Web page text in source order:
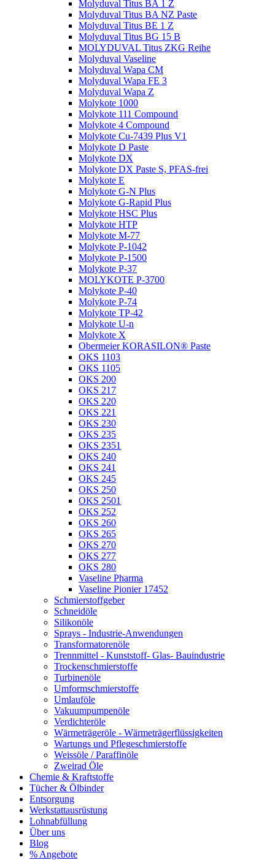
Molyduval Titus BA 1 Z
Molyduval Titus BA NZ Paste
Molyduval Titus BE 1 Z
Molyduval Titus BG 15 B
MOLYDUVAL Titus ZKG Reihe
Molyduval Vaseline
Molyduval Wapa CM
Molyduval Wapa FE 3
Molyduval Wapa Z
Molykote 1000
Molykote 111 Compound
Molykote 4 Compound
Molykote Cu-7439 Plus V1
Molykote D Paste
Molykote DX
Molykote DX Paste S, PFAS-frei
Molykote E
Molykote G-N Plus
Molykote G-Rapid Plus
Molykote HSC Plus
Molykote HTP
Molykote M-77
Molykote P-1042
Molykote P-1500
Molykote P-37
MOLYKOTE P-3700
Molykote P-40
Molykote P-74
Molykote TP-42
Molykote U-n
Molykote X
Obermeier KORASILON® Paste
OKS 1103
OKS 1105
OKS 200
OKS 217
OKS 220
OKS 221
OKS 230
OKS 235
OKS 2351
OKS 240
OKS 241
OKS 245
OKS 250
OKS 2501
OKS 252
OKS 260
OKS 265
OKS 270
OKS 277
OKS 280
Vaseline Pharma
Vaseline Pionier 17452
Schmierstoffgeber
Schneidöle
Silikonöle
Sprays - Industrie-Anwendungen
Transformatorenöle
Trennmittel - Kunststoff- Glas- Bauindustrie
Trockenschmierstoffe
Turbinenöle
Umformschmierstoffe
Umlauföle
Vakuumpumpenöle
Verdichteröle
Wärmeträgeröle - Wärmeträgerflüssigkeiten
Wartungs und Pflegeschmierstoffe
Weissöle / Paraffinöle
Zweirad Öle
Chemie & Kraftstoffe
Tücher & Ölbinder
Entsorgung
Werkstattausrüstung
Lohnabfüllung
Über uns
Blog
% Angebote